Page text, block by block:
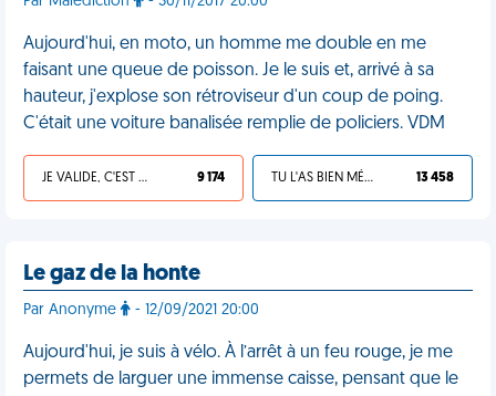
Aujourd'hui, en moto, un homme me double en me
faisant une queue de poisson. Je le suis et, arrivé à sa
hauteur, j'explose son rétroviseur d'un coup de poing.
C'était une voiture banalisée remplie de policiers. VDM
JE VALIDE, C'EST UNE VDM 9 174 TU L'AS BIEN MÉRITÉ 13 458
Le gaz de la honte
Par Anonyme - 12/09/2021 20:00
Aujourd'hui, je suis à vélo. À l’arrêt à un feu rouge, je me
permets de larguer une immense caisse, pensant que le